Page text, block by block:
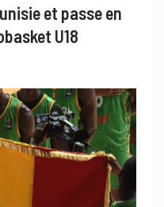
et passe en
U18